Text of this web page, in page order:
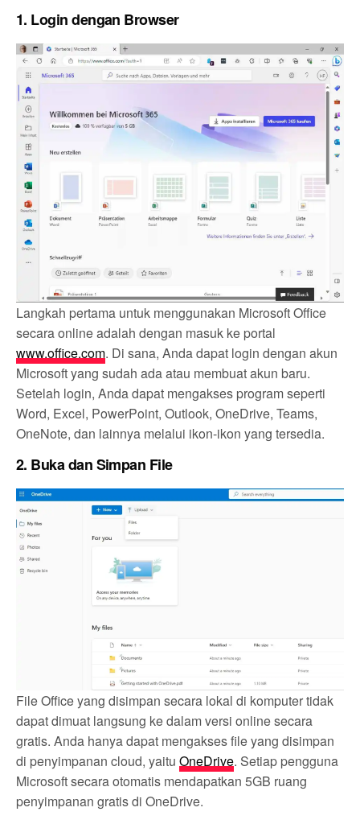
1. Login dengan Browser
Langkah pertama untuk menggunakan Microsoft Office
secara online adalah dengan masuk ke portal
www.office.com. Di sana, Anda dapat login dengan akun
Microsoft yang sudah ada atau membuat akun baru.
Setelah login, Anda dapat mengakses program seperti
Word, Excel, PowerPoint, Outlook, OneDrive, Teams,
OneNote, dan lainnya melalui ikon-ikon yang tersedia.
2. Buka dan Simpan File
File Office yang disimpan secara lokal di komputer tidak
dapat dimuat langsung ke dalam versi online secara
gratis. Anda hanya dapat mengakses file yang disimpan
di penyimpanan cloud, yaituOneDrive. Setiap pengguna
Microsoft secara otomatis mendapatkan 5GB ruang
penyimpanan gratis di OneDrive.